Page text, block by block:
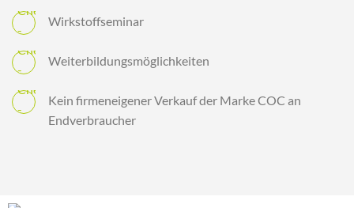
Wirkstoffseminar
Weiterbildungsmöglichkeiten
Kein firmeneigener Verkauf der Marke COC an
Endverbraucher